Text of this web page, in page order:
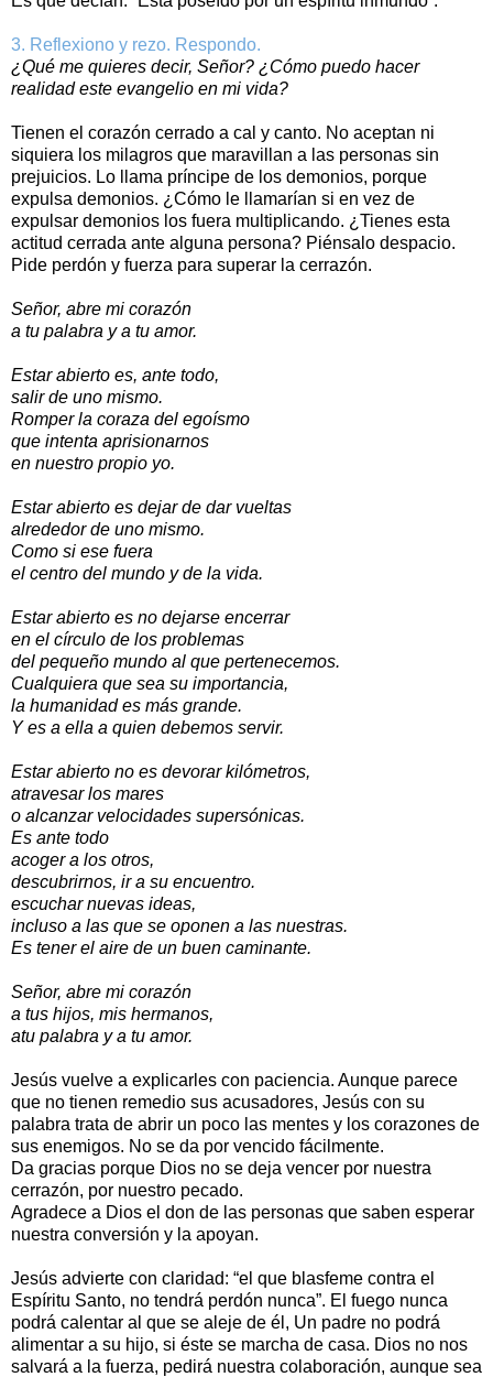
3. Reflexiono y rezo. Respondo.
¿Qué me quieres decir, Señor? ¿Cómo puedo hacer
realidad este evangelio en mi vida?
Tienen el corazón cerrado a cal y canto. No aceptan ni
siquiera los milagros que maravillan a las personas sin
prejuicios. Lo llama príncipe de los demonios, porque
expulsa demonios. ¿Cómo le llamarían si en vez de
expulsar demonios los fuera multiplicando. ¿Tienes esta
actitud cerrada ante alguna persona? Piénsalo despacio.
Pide perdón y fuerza para superar la cerrazón.
Señor, abre mi corazón
a tu palabra y a tu amor.
Estar abierto es, ante todo,
salir de uno mismo.
Romper la coraza del egoísmo
que intenta aprisionarnos
en nuestro propio yo.
Estar abierto es dejar de dar vueltas
alrededor de uno mismo.
Como si ese fuera
el centro del mundo y de la vida.
Estar abierto es no dejarse encerrar
en el círculo de los problemas
del pequeño mundo al que pertenecemos.
Cualquiera que sea su importancia,
la humanidad es más grande.
Y es a ella a quien debemos servir.
Estar abierto no es devorar kilómetros,
atravesar los mares
o alcanzar velocidades supersónicas.
Es ante todo
acoger a los otros,
descubrirnos, ir a su encuentro.
escuchar nuevas ideas,
incluso a las que se oponen a las nuestras.
Es tener el aire de un buen caminante.
Señor, abre mi corazón
a tus hijos, mis hermanos,
atu palabra y a tu amor.
Jesús vuelve a explicarles con paciencia. Aunque parece
que no tienen remedio sus acusadores, Jesús con su
palabra trata de abrir un poco las mentes y los corazones de
sus enemigos. No se da por vencido fácilmente.
Da gracias porque Dios no se deja vencer por nuestra
cerrazón, por nuestro pecado.
Agradece a Dios el don de las personas que saben esperar
nuestra conversión y la apoyan.
Jesús advierte con claridad: “el que blasfeme contra el
Espíritu Santo, no tendrá perdón nunca”. El fuego nunca
podrá calentar al que se aleje de él, Un padre no podrá
alimentar a su hijo, si éste se marcha de casa. Dios no nos
salvará a la fuerza, pedirá nuestra colaboración, aunque sea